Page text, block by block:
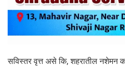
सविस्तर वृत्त असे कि, शहरातील नशेमन